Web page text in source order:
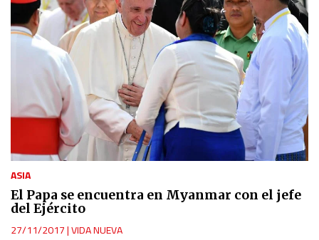
ASIA
El Papa se encuentra en Myanmar con el jefe
del Ejército
27/11/2017|VIDA NUEVA